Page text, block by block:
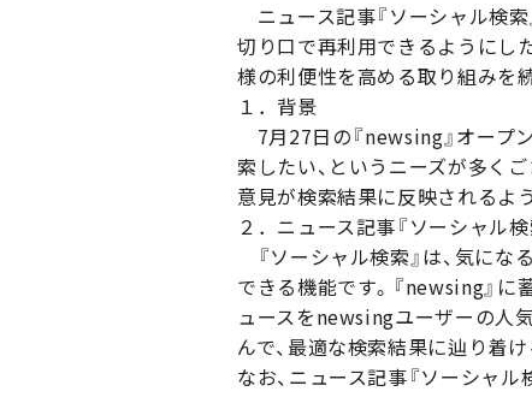
ニュース記事『ソーシャル検
切り口で再利用できるようにし
様の利便性を高める取り組みを
１．背景
7月27日の『newsing』オープ
索したい、というニーズが多く
意見が検索結果に反映されるよ
２．ニュース記事『ソーシャル
『ソーシャル検索』は、気に
できる機能です。『newsing』
ュースをnewsingユーザーの人
んで、最適な検索結果に辿り着
なお、ニュース記事『ソーシャ